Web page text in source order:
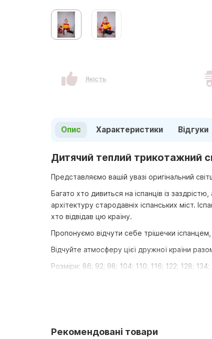
Якість
Опис Характеристики Відгуки
Дитячий теплий трикотажний
Представляємо вашій увазі оригінальний
Багато хто дивиться на іспанців із
архітектуру стародавніх іспанських міст.
хто відвідав цю країну.
Пропонуємо відчути себе трішечки
Відчуйте атмосферу цієї дружної країни
Розміри: 86; 92; 98; 104; 110; 116; 122; 128;
Рекомендовані товари